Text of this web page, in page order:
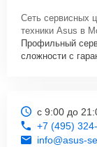
Сеть сервисных
техники Asus в
Профильный
сложности с
с 9:00 до
+7 (495)
info@asus-